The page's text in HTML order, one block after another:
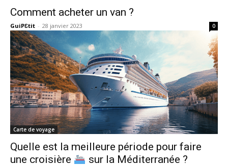
Comment acheter un van ?
GuiPƐtit - 28 janvier 2023 0
Carte de voyage
Quelle est la meilleure période pour faire
une croisière
sur la Méditerranée ?